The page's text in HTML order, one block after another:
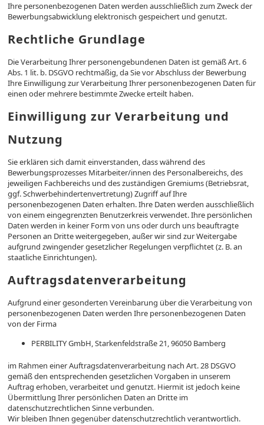
Ihre personenbezogenen Daten werden ausschließlich zum Zweck der
Bewerbungsabwicklung elektronisch gespeichert und genutzt.
Rechtliche Grundlage
Die Verarbeitung Ihrer personengebundenen Daten ist gemäß Art. 6
Abs. 1 lit. b. DSGVO rechtmäßig, da Sie vor Abschluss der Bewerbung
Ihre Einwilligung zur Verarbeitung Ihrer personenbezogenen Daten für
einen oder mehrere bestimmte Zwecke erteilt haben.
Einwilligung zur Verarbeitung und
Nutzung
Sie erklären sich damit einverstanden, dass während des
Bewerbungsprozesses Mitarbeiter/innen des Personalbereichs, des
jeweiligen Fachbereichs und des zuständigen Gremiums (Betriebsrat,
ggf. Schwerbehindertenvertretung) Zugriff auf Ihre
personenbezogenen Daten erhalten. Ihre Daten werden ausschließlich
von einem eingegrenzten Benutzerkreis verwendet. Ihre persönlichen
Daten werden in keiner Form von uns oder durch uns beauftragte
Personen an Dritte weitergegeben, außer wir sind zur Weitergabe
aufgrund zwingender gesetzlicher Regelungen verpflichtet (z. B. an
staatliche Einrichtungen).
Auftragsdatenverarbeitung
Aufgrund einer gesonderten Vereinbarung über die Verarbeitung von
personenbezogenen Daten werden Ihre personenbezogenen Daten
von der Firma
PERBILITY GmbH, Starkenfeldstraße 21, 96050 Bamberg
im Rahmen einer Auftragsdatenverarbeitung nach Art. 28 DSGVO
gemäß den entsprechenden gesetzlichen Vorgaben in unserem
Auftrag erhoben, verarbeitet und genutzt. Hiermit ist jedoch keine
Übermittlung Ihrer persönlichen Daten an Dritte im
datenschutzrechtlichen Sinne verbunden.
Wir bleiben Ihnen gegenüber datenschutzrechtlich verantwortlich.